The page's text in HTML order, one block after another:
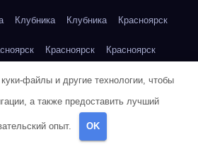
Клубника Клубника Красноярск
Красноярск Красноярск
Красноярск Красноярск
Красноярск Красноярск
Кукуруза
файлы и другие технологии, чтобы
а также предоставить лучший
опыт. OK